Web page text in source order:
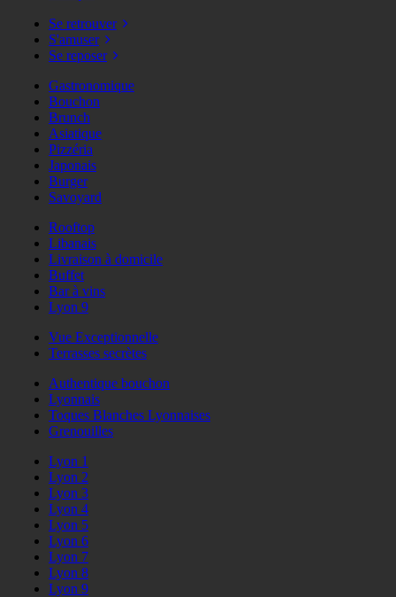
Se retrouver
S'amuser
Se reposer
Gastronomique
Bouchon
Brunch
Asiatique
Pizzéria
Japonais
Burger
Savoyard
Rooftop
Libanais
Livraison à domicile
Buffet
Bar à vins
Lyon 9
Vue Exceptionnelle
Terrasses secrètes
Authentique bouchon
Lyonnais
Toques Blanches Lyonnaises
Grenouilles
Lyon 1
Lyon 2
Lyon 3
Lyon 4
Lyon 5
Lyon 6
Lyon 7
Lyon 8
Lyon 9